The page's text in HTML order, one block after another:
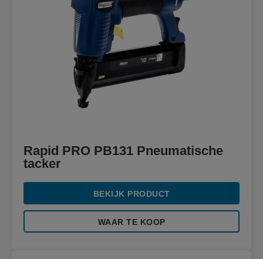
Rapid PRO PB131 Pneumatische
tacker
BEKIJK PRODUCT
WAAR TE KOOP